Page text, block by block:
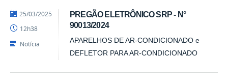
PREGÃO ELETRÔNICO SRP - N°
90013/2024
APARELHOS DE AR-CONDICIONADO e
DEFLETOR PARA AR-CONDICIONADO
por
-
PRA
publicado
25/03/2025
12h38
Notícia